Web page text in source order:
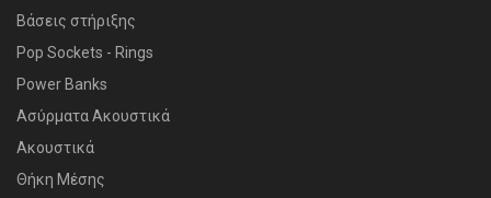
Bάσεις στήριξης
Pop Sockets - Rings
Power Banks
Ασύρματα Ακουστικά
Ακουστικά
Θήκη Μέσης